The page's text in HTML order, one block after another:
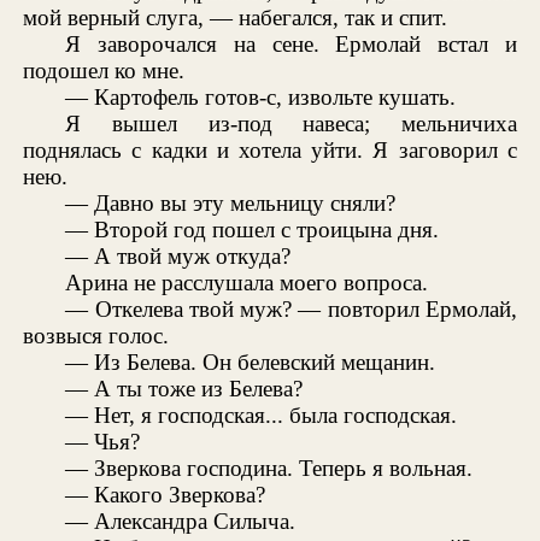
мой верный слуга, — набегался, так и спит.
Я заворочался на сене. Ермолай встал и
подошел ко мне.
— Картофель готов-с, извольте кушать.
Я вышел из-под навеса; мельничиха
поднялась с кадки и хотела уйти. Я заговорил с
нею.
— Давно вы эту мельницу сняли?
— Второй год пошел с троицына дня.
— А твой муж откуда?
Арина не расслушала моего вопроса.
— Откелева твой муж? — повторил Ермолай,
возвыся голос.
— Из Белева. Он белевский мещанин.
— А ты тоже из Белева?
— Нет, я господская... была господская.
— Чья?
— Зверкова господина. Теперь я вольная.
— Какого Зверкова?
— Александра Силыча.